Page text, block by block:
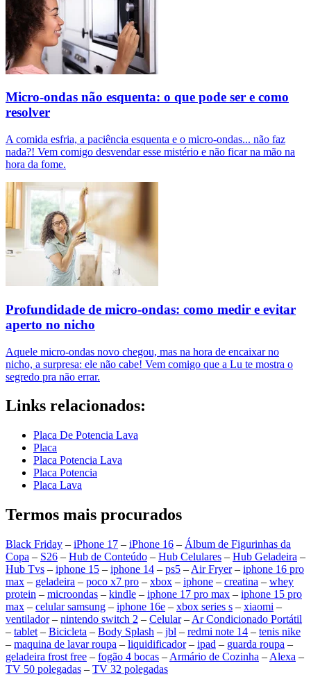
Micro-ondas não esquenta: o que pode ser e como
resolver
A comida esfria, a paciência esquenta e o micro-ondas... não faz
nada?! Vem comigo desvendar esse mistério e não ficar na mão na
hora da fome.
Profundidade de micro-ondas: como medir e evitar
aperto no nicho
Aquele micro-ondas novo chegou, mas na hora de encaixar no
nicho, a surpresa: ele não cabe! Vem comigo que a Lu te mostra o
segredo pra não errar.
Links relacionados:
Placa De Potencia Lava
Placa
Placa Potencia Lava
Placa Potencia
Placa Lava
Termos mais procurados
Black Friday – iPhone 17 – iPhone 16 – Álbum de Figurinhas da
Copa – S26 – Hub de Conteúdo – Hub Celulares – Hub Geladeira –
Hub Tvs – iphone 15 – iphone 14 – ps5 – Air Fryer– iphone 16 pro
max – geladeira – poco x7 pro – xbox – iphone – creatina – whey
protein – microondas – kindle – iphone 17 pro max – iphone 15 pro
max – celular samsung – iphone 16e – xbox series s – xiaomi –
ventilador– nintendo switch 2 – Celular– Ar Condicionado Portátil
– tablet – Bicicleta – Body Splash – jbl – redmi note 14 – tenis nike
– maquina de lavar roupa – liquidificador– ipad – guarda roupa –
geladeira frost free – fogão 4 bocas – Armário de Cozinha – Alexa –
TV 50 polegadas – TV 32 polegadas